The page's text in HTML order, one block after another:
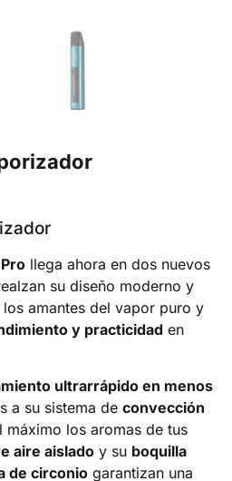
llega ahora en dos nuevos
su diseño moderno y
amantes del vapor puro y
y practicidad en
ultrarrápido en menos
a su sistema de convección
máximo los aromas de tus
aire aislado y su boquilla
de circonio garantizan una